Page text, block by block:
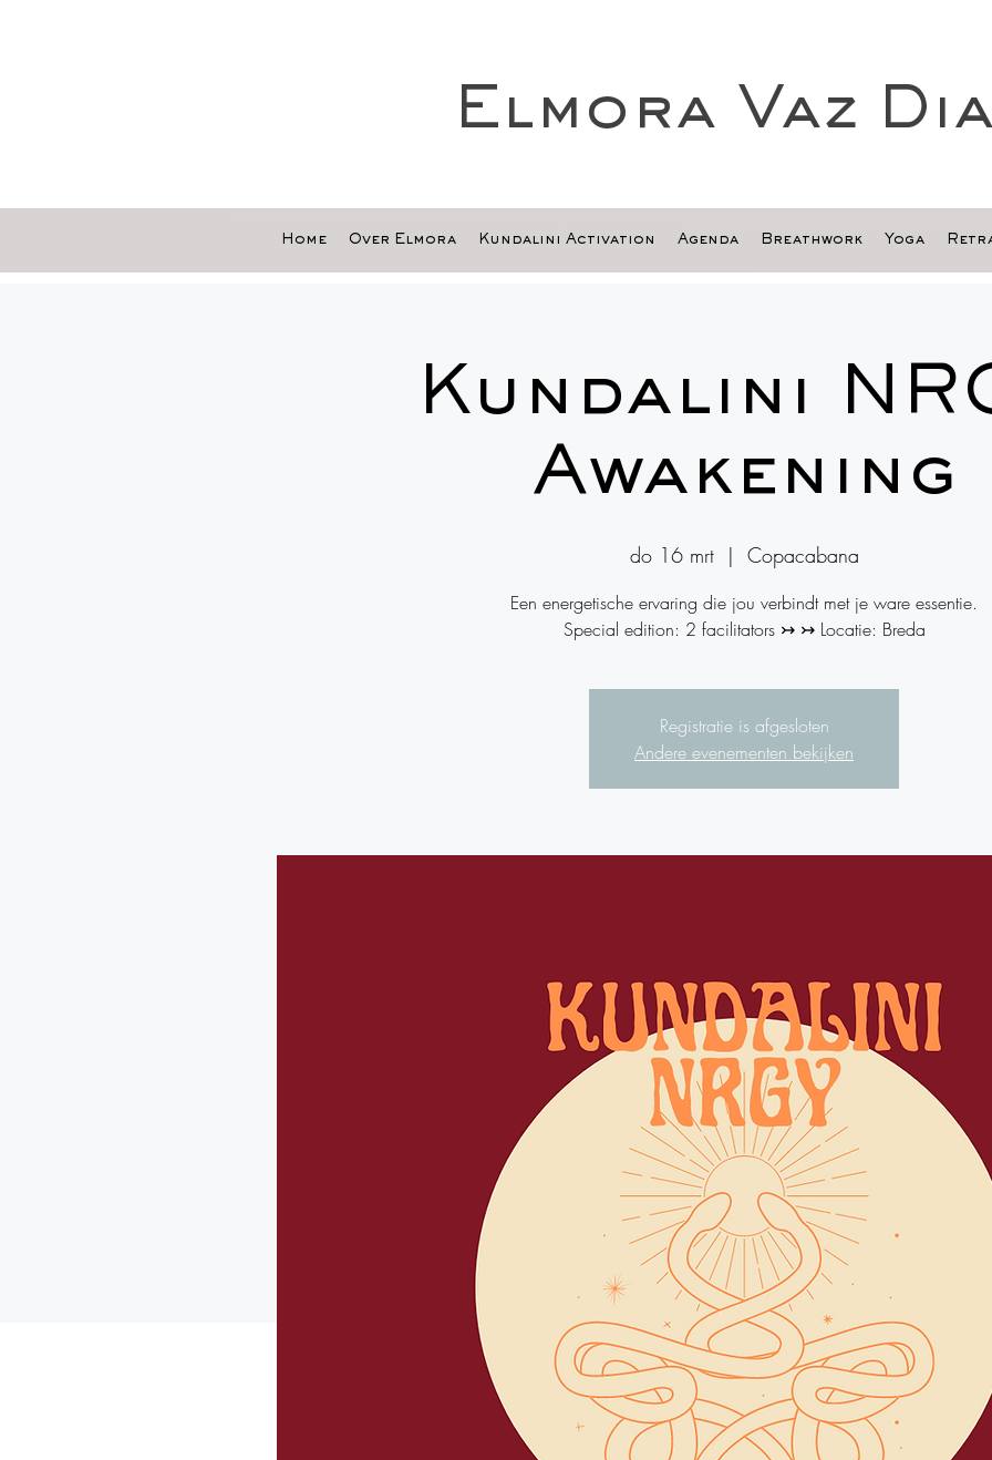
Elmora Vaz
Home Over Elmora Kundalini Activation Agenda Breathwork Yoga
Kundalini
Awakening
do 16 mrt
  |
Copacabana
​Een energetische ervaring die jou verbindt met je ware essentie.
Special edition: 2 facilitators ↣ ↣ Locatie: Breda
Registratie is afgesloten
Andere evenementen bekijken